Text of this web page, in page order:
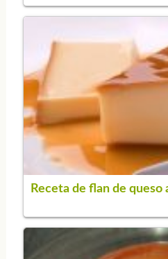
Receta de flan de queso